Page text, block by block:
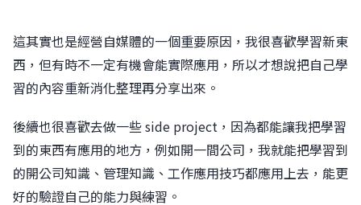
這其實也是經營自媒體的一個重要原因，我很喜歡學習新東
西，但有時不一定有機會能實際應用，所以才想說把自己學
習的內容重新消化整理再分享出來。
後續也很喜歡去做一些 side project，因為都能讓我把學習
到的東西有應用的地方，例如開一間公司，我就能把學習到
的開公司知識、管理知識、工作應用技巧都應用上去，能更
好的驗證自己的能力與練習。